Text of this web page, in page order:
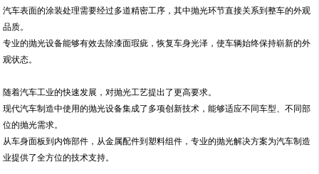
汽车表面的涂装处理需要经过多道精密工序，其中抛光环节直接关系到整车的外观
品质。
专业的抛光设备能够有效去除漆面瑕疵，恢复车身光泽，使车辆始终保持崭新的外
观状态。
随着汽车工业的快速发展，对抛光工艺提出了更高要求。
现代汽车制造中使用的抛光设备集成了多项创新技术，能够适应不同车型、不同部
位的抛光需求。
从车身面板到内饰部件，从金属配件到塑料组件，专业的抛光解决方案为汽车制造
业提供了全方位的技术支持。